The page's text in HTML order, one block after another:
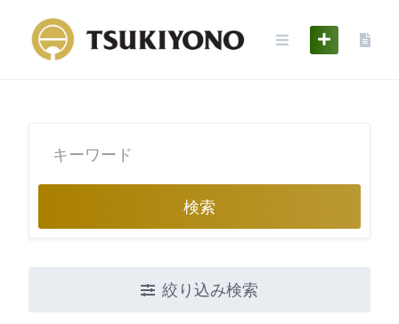
content
検索
絞り込み検索